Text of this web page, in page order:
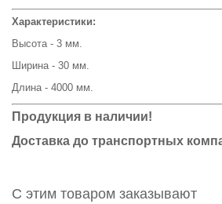
Характеристики:
Высота - 3 мм.
Ширина - 30 мм.
Длина - 4000 мм.
Продукция в наличии!
Доставка до транспортных
С этим товаром заказывают